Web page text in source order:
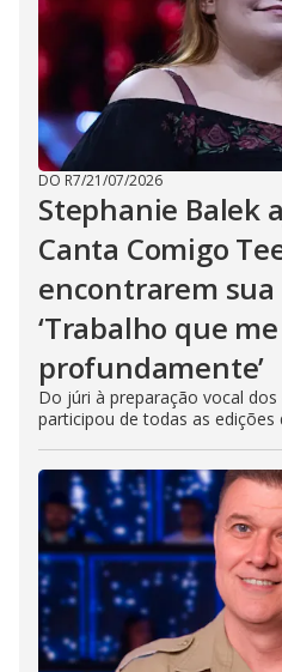
DO R7/21/07/2026
Stephanie Balek
Canta Comigo
encontrarem
‘Trabalho que
profundamente’
Do júri à preparação vocal
participou de todas as edições